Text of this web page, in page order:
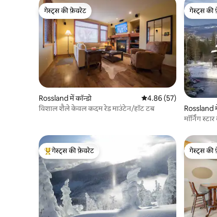
गेस्ट्स की फ़ेवरेट
गेस्ट्स की फ़ेवरेट
Rossland में कॉन्डो औसत रेटिंग 5 में से 4.86, 57
4.86 (57)
विशाल शैले केवल कदम रेड माउंटेन/हॉट टब
गेस्ट्स की
गेस्ट्स की
Rossland
मॉर्निंग
गेस्ट्स का टॉप फ़ेवरेट
गेस्ट्स की फ़ेवरेट
गेस्ट्स की
गेस्ट्स की